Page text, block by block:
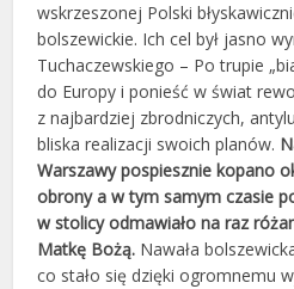
wskrzeszonej Polski
bolszewickie. Ich cel był jasno
Tuchaczewskiego – Po trupie
do Europy i ponieść w świat
z najbardziej zbrodniczych,
bliska realizacji swoich planów.
Warszawy pospiesznie kopano
obrony a w tym samym czasie
w stolicy odmawiało na raz
Matkę Bożą. Nawała
co stało się dzięki ogromnemu